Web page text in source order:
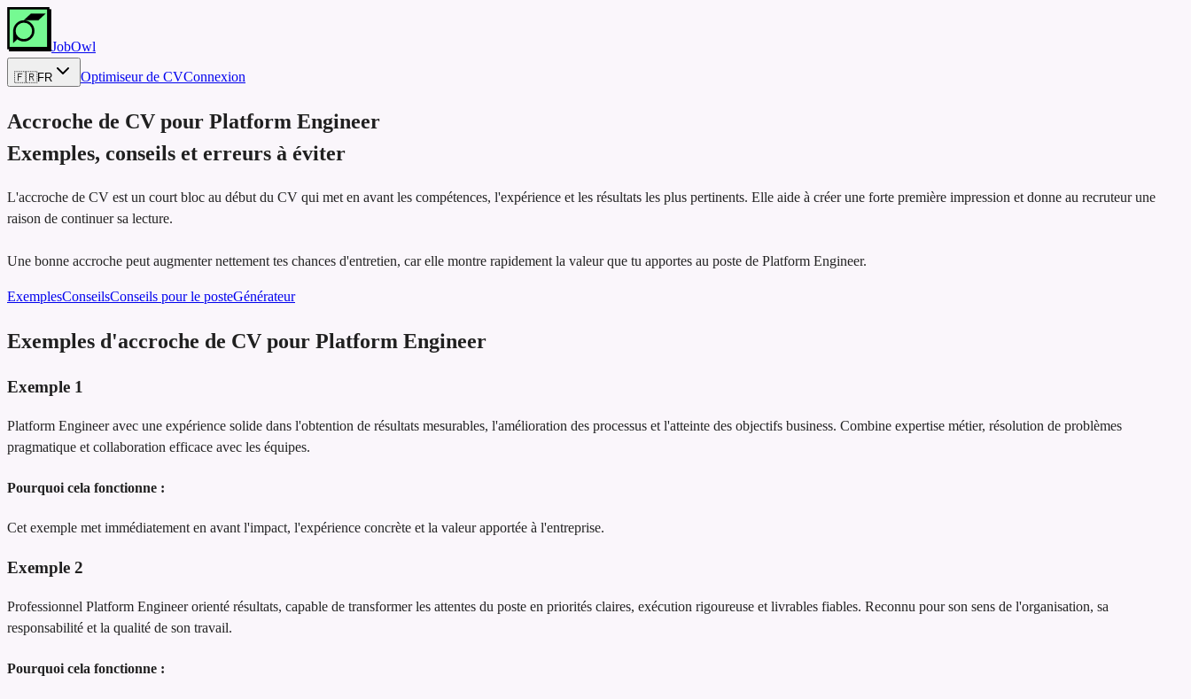
JobOwl
🇫🇷FR Optimiseur de CVConnexion
Accroche de CV pour Platform Engineer
Exemples, conseils et erreurs à éviter
L'accroche de CV est un court bloc au début du CV qui met en avant les compétences, l'expérience et les résultats les plus pertinents. Elle aide à créer une forte première impression et donne au recruteur une
raison de continuer sa lecture.
Une bonne accroche peut augmenter nettement tes chances d'entretien, car elle montre rapidement la valeur que tu apportes au poste de Platform Engineer.
ExemplesConseilsConseils pour le posteGénérateur
Exemples d'accroche de CV pour Platform Engineer
Exemple 1
Platform Engineer avec une expérience solide dans l'obtention de résultats mesurables, l'amélioration des processus et l'atteinte des objectifs business. Combine expertise métier, résolution de problèmes
pragmatique et collaboration efficace avec les équipes.
Pourquoi cela fonctionne :
Cet exemple met immédiatement en avant l'impact, l'expérience concrète et la valeur apportée à l'entreprise.
Exemple 2
Professionnel Platform Engineer orienté résultats, capable de transformer les attentes du poste en priorités claires, exécution rigoureuse et livrables fiables. Reconnu pour son sens de l'organisation, sa
responsabilité et la qualité de son travail.
Pourquoi cela fonctionne :